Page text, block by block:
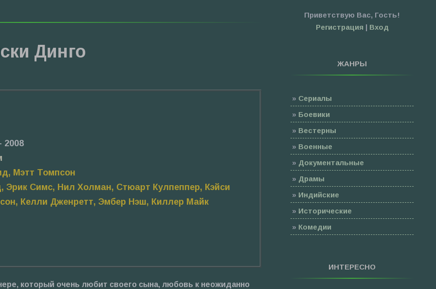
Динго
2008
Мэтт Томпсон
Эрик Симс, Нил Холман, Стюарт Кулпеппер, Кэйси
Келли Дженретт, Эмбер Нэш, Киллер Майк
который очень любит своего сына, любовь к неожиданно
Приветствую Вас, Гость!
Регистрация | Вход
ЖАНРЫ
» Сериалы
» Боевики
» Вестерны
» Военные
» Документальные
» Драмы
» Индийские
» Исторические
» Комедии
ИНТЕРЕСНО